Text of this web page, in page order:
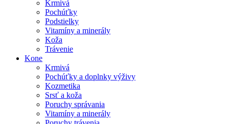
Krmivá
Pochúťky
Podstielky
Vitamíny a minerály
Koža
Trávenie
Kone
Krmivá
Pochúťky a doplnky výživy
Kozmetika
Srsť a koža
Poruchy správania
Vitamíny a minerály